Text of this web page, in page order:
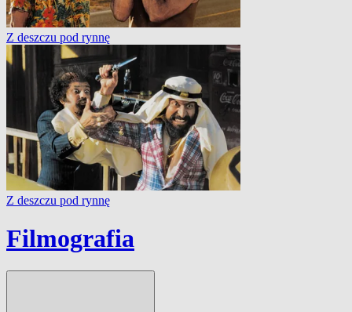
Z deszczu pod rynnę
Z deszczu pod rynnę
Filmografia